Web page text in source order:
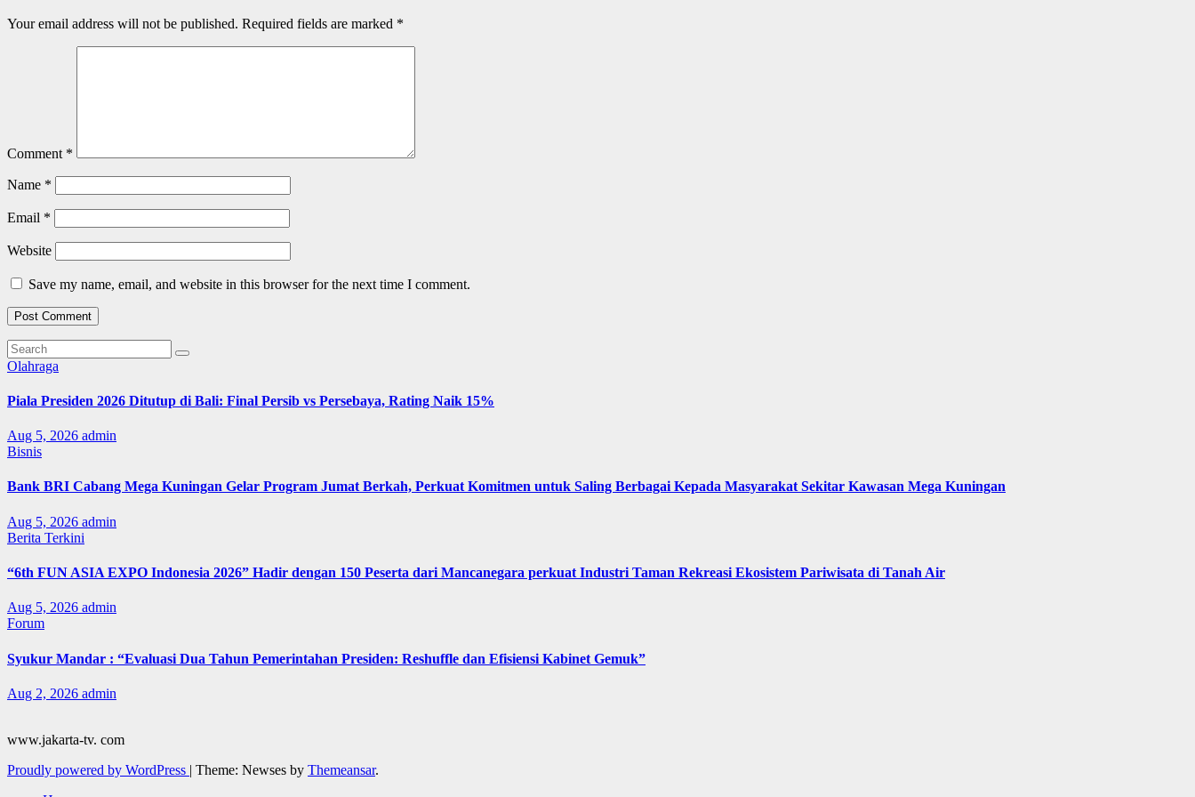
Your email address will not be published. Required fields are marked *
Comment *
Name *
Email *
Website
Save my name, email, and website in this browser for the next time I comment.
Olahraga
Piala Presiden 2026 Ditutup di Bali: Final Persib vs Persebaya, Rating Naik 15%
Aug 5, 2026 admin
Bisnis
Bank BRI Cabang Mega Kuningan Gelar Program Jumat Berkah, Perkuat Komitmen untuk Saling Berbagai Kepada Masyarakat Sekitar Kawasan Mega Kuningan
Aug 5, 2026 admin
Berita Terkini
“6th FUN ASIA EXPO Indonesia 2026” Hadir dengan 150 Peserta dari Mancanegara perkuat Industri Taman Rekreasi Ekosistem Pariwisata di Tanah Air
Aug 5, 2026 admin
Forum
Syukur Mandar : “Evaluasi Dua Tahun Pemerintahan Presiden: Reshuffle dan Efisiensi Kabinet Gemuk”
Aug 2, 2026 admin
www.jakarta-tv. com
Proudly powered by WordPress | Theme: Newses by Themeansar.